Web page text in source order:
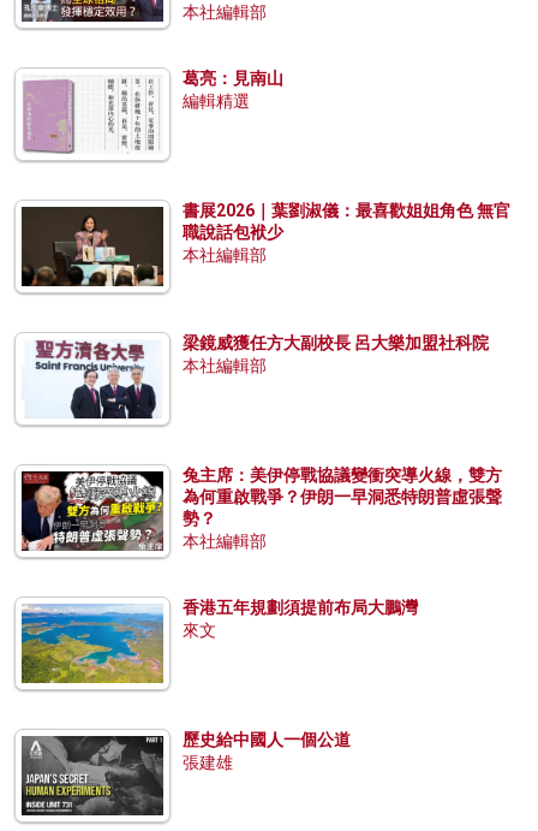
本社編輯部
葛亮：見南山
編輯精選
書展2026｜葉劉淑儀：最喜歡姐姐角色 無官
職說話包袱少
本社編輯部
梁鏡威獲任方大副校長 呂大樂加盟社科院
本社編輯部
兔主席：美伊停戰協議變衝突導火線，雙方
為何重啟戰爭？伊朗一早洞悉特朗普虛張聲
勢？
本社編輯部
香港五年規劃須提前布局大鵬灣
來文
歷史給中國人一個公道
張建雄